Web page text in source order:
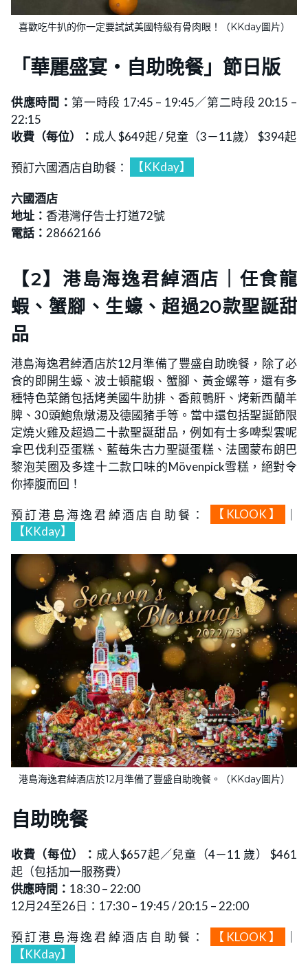
喜歡吃牛扒的你一定要試試美國特級有骨肉眼！（KKday圖片）
「華麗盛宴‧自助晚餐」節日版
供應時間： 第一時段 17:45 – 19:45／第二時段 20:15 –
22:15
收費（每位）： 成人 $649起 / 兒童（3－11歲） $394起
預訂六國酒店自助餐： 【KKday】
六國酒店
地址： 香港灣仔告士打道72號
電話： 28662166
【2】港島海逸君綽酒店｜任食龍
蝦、蟹腳、生蠔、超過20款聖誕甜
品
港島海逸君綽酒店於12月準備了豐盛自助晚餐，除了必
食的即開生蠔、波士頓龍蝦、蟹腳、黃金螺等，還有多
種特色菜餚包括烤美國牛肋排、香煎鴨肝、烤新西蘭羊
脾、30頭鮑魚燉湯及德國豬手等。當中還包括聖誕節限
定燒火雞及超過二十款聖誕甜品，例如有士多啤梨雲呢
拿巴伐利亞蛋糕、藍莓朱古力聖誕蛋糕、法國蒙布朗巴
黎泡芙圈及多達十二款口味的Mövenpick雪糕，絕對令
你捧腹而回！
預訂港島海逸君綽酒店自助餐： 【KLOOK】
【KKday】
港島海逸君綽酒店於12月準備了豐盛自助晚餐。（KKday圖片）
自助晚餐
收費（每位）： 成人$657起／兒童（4－11 歲） $461
起（包括加一服務費）
供應時間： 18:30 – 22:00
12月24至26日：17:30 – 19:45 / 20:15 – 22:00
預訂港島海逸君綽酒店自助餐： 【KLOOK】
【KKday】